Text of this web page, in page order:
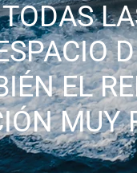
EL
MUY